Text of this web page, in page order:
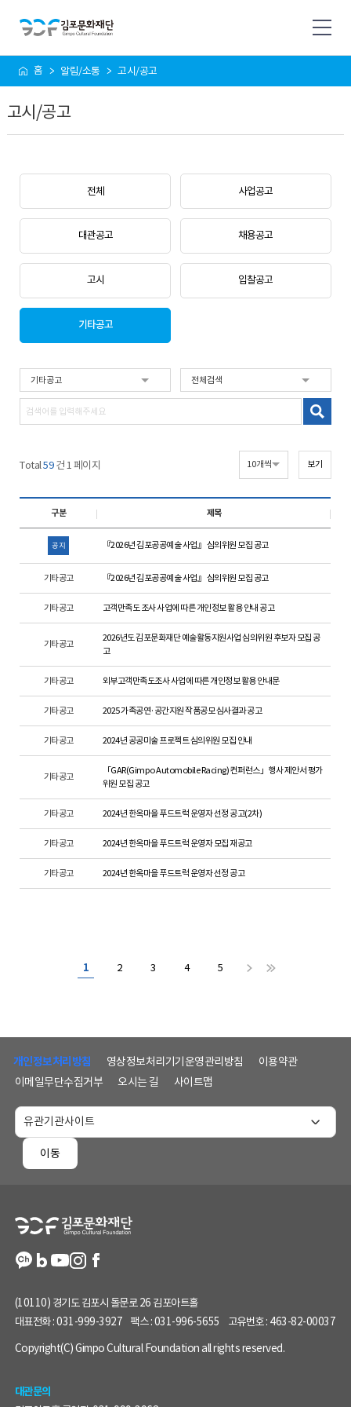
사
이
맵
홈 알림/소통 고시/공고
고시/공고
전체 사업공고
대관공고 채용공고
고시 입찰공고
기타공고
Total59건 1 페이지
구분 제목
공지 『2026년 김포공공예술 사업』 심의위원 모집 공고
기타공고 『2026년 김포공공예술 사업』 심의위원 모집 공고
기타공고 고객만족도 조사 사업에 따른 개인정보 활용 안내 공고
기타공고
2026년도 김포문화재단 예술활동지원사업 심의위원 후보자 모집 공
고
기타공고 외부고객만족도조사 사업에 따른 개인정보 활용 안내문
기타공고 2025 가족공연·공간지원 작품공모 심사결과 공고
기타공고 2024년 공공미술 프로젝트 심의위원 모집 안내
기타공고
「GAR(Gimpo Automobile Racing) 컨퍼런스」행사 제안서 평가
위원 모집 공고
기타공고 2024년 한옥마을 푸드트럭 운영자 선정 공고(2차)
기타공고 2024년 한옥마을 푸드트럭 운영자 모집 재공고
기타공고 2024년 한옥마을 푸드트럭 운영자 선정 공고
1 2 3 4 5
개인정보처리방침 영상정보처리기기운영관리방침
이용약관
이메일무단수집거부
오시는 길 사이트맵
이동
(10110) 경기도 김포시 돌문로 26 김포아트홀
대표전화 :031-999-3927 팩스 :031-996-5655 고유번호 : 463-82-00037
Copyright(C) Gimpo Cultural Foundation all rights reserved.
대관문의